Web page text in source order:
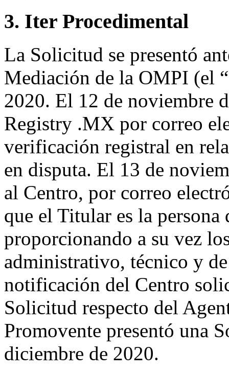
3. Iter Procedimental
La Solicitud se presentó
Mediación de la OMPI (el
2020. El 12 de noviembre
Registry .MX por correo
verificación registral en
en disputa. El 13 de
al Centro, por correo
que el Titular es la
proporcionando a su vez
administrativo, técnico y
notificación del Centro
Solicitud respecto del
Promovente presentó una
diciembre de 2020.